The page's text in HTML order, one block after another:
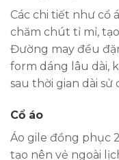
Các chi tiết như cổ
chăm chút tỉ mỉ,
Đường may đều
form dáng lâu dài,
sau thời gian dài sử
Cổ áo
Áo gile đồng phục
tạo nên vẻ ngoài